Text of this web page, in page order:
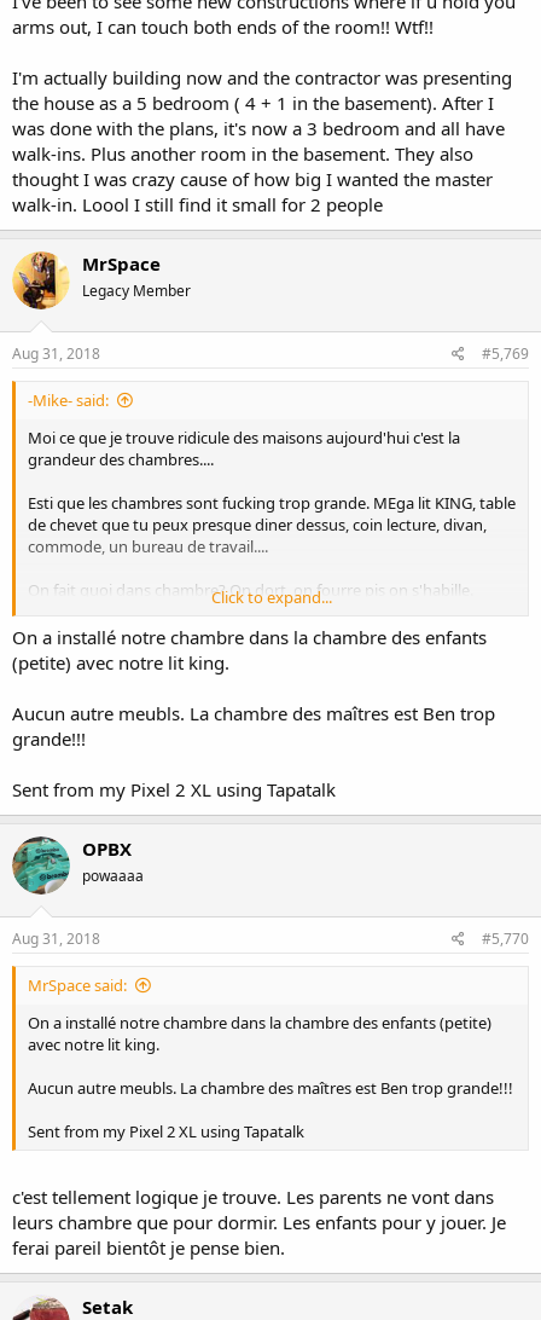
arms out, I can touch both ends of the room!! Wtf!!
I'm actually building now and the contractor was presenting
the house as a 5 bedroom ( 4 + 1 in the basement). After I
was done with the plans, it's now a 3 bedroom and all have
walk-ins. Plus another room in the basement. They also
thought I was crazy cause of how big I wanted the master
walk-in. Loool I still find it small for 2 people
MrSpace
Legacy Member
Aug 31, 2018 #5,769
-Mike- said:
Moi ce que je trouve ridicule des maisons aujourd'hui c'est la
grandeur des chambres....
Esti que les chambres sont fucking trop grande. MEga lit KING, table
de chevet que tu peux presque diner dessus, coin lecture, divan,
commode, un bureau de travail....
On fait quoi dans chambre? On dort, on fourre pis on s'habille.
Swing un lit queen, un bon walking pour mettre ton ligne pis that's
it.
dans la maison pis c'est correct de meme, je veux pas voir mes
enfants enfermé dans leur chambre, meme ados je voudrai pas ca.
Je préfere de loin avoir des aires communes invitante et chaleureuse
que personne se voit de la journée.
Click to expand...
On a installé notre chambre dans la chambre des enfants
(petite) avec notre lit king.
Aucun autre meubls. La chambre des maîtres est Ben trop
grande!!!
Sent from my Pixel 2 XL using Tapatalk
OPBX
powaaaa
Aug 31, 2018 #5,770
MrSpace said:
On a installé notre chambre dans la chambre des enfants (petite)
avec notre lit king.
Aucun autre meubls. La chambre des maîtres est Ben trop grande!!!
Sent from my Pixel 2 XL using Tapatalk
c'est tellement logique je trouve. Les parents ne vont dans
leurs chambre que pour dormir. Les enfants pour y jouer. Je
ferai pareil bientôt je pense bien.
Setak